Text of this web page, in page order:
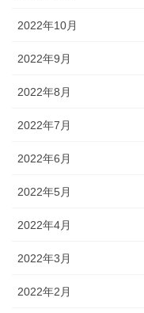
2022年10月
2022年9月
2022年8月
2022年7月
2022年6月
2022年5月
2022年4月
2022年3月
2022年2月